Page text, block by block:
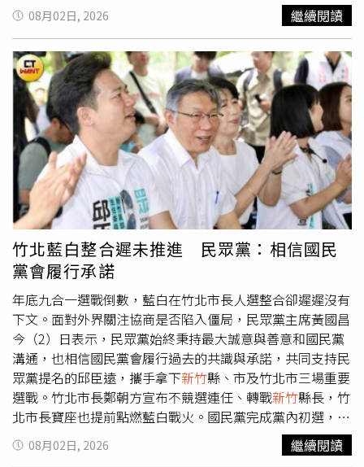
表示，「這間撐很久了，每次經過都沒什麼人」、「可惜
了，其實飲料算好喝，可惜名聲整個臭掉」、「這間鹹檸七
很讚」、」、「可憐的是這些加盟主」、「越來越難找了，
雖然我也只買過一次」。另外，桃園大園店雖然Google地
圖仍顯示營業中，但有當地人透露該店其實已經悄悄停業。
隨著兩家分店陸續熄燈，目前全台僅剩新竹民生店及彰化彰
草店仍在營業。據了解，廖老大2022年創立「阿娘威！廖
老大茶坊」後開放加盟，短短半年多全台分店便突破500
家，全盛時期達513家，展店速度相當驚人。當時位於台中
環中路的旗艦店，更是占地約200坪，每月包含租金、人事
及原物料等營運成本就約要50萬元。不過，當時就有手搖飲
業者分析，品牌商品缺乏差異化，加上加盟店各自叫貨，品
質難以統一控管，廖老大本人又頻繁捲入爭議事件，引發不
少負面聲浪，品牌恐怕難以長久經營，如今分店從513家縮
減至僅剩2家，也讓不少網友感嘆風光不再。
08月02日, 2026 繼續閱讀
竹北藍白整合遲未推進 民眾黨：相信國民
黨會履行承諾
年底九合一選戰倒數，藍白在竹北市長人選整合卻遲遲沒有
下文。面對外界關注協商是否陷入僵局，民眾黨主席黃國昌
今（2）日表示，民眾黨始終秉持最大誠意與善意和國民黨
溝通，也相信國民黨會履行過去的共識與承諾，共同支持民
眾黨提名的邱臣遠，攜手拿下新竹縣、市及竹北市三場重要
選戰。竹北市長鄭朝方宣布不競選連任、轉戰新竹縣長，竹
北市長寶座也提前點燃藍白戰火。國民黨完成黨內初選，由
新竹縣議員吳旭智出線；民眾黨則早早拍板徵召前新竹市副
市長邱臣遠迎戰。原本外界看好藍白可望循合作模式整合共
08月02日, 2026 繼續閱讀